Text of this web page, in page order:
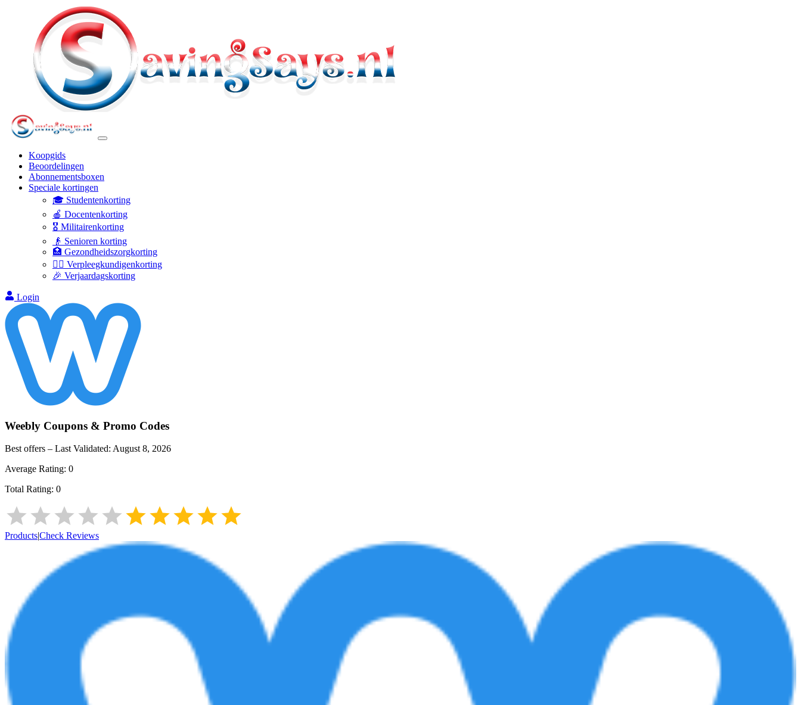
Koopgids
Beoordelingen
Abonnementsboxen
Speciale kortingen
🎓 Studentenkorting
🍎 Docentenkorting
🎖️ Militairenkorting
👴 Senioren korting
🏥 Gezondheidszorgkorting
👩‍⚕️ Verpleegkundigenkorting
🎉 Verjaardagskorting
Login
Weebly Coupons & Promo Codes
Best offers – Last Validated: August 8, 2026
Average Rating: 0
Total Rating: 0
Products|Check Reviews